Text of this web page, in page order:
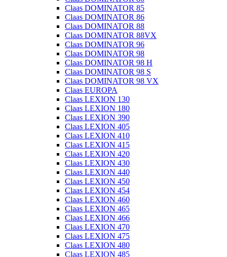
Claas DOMINATOR 85
Claas DOMINATOR 86
Claas DOMINATOR 88
Claas DOMINATOR 88VX
Claas DOMINATOR 96
Claas DOMINATOR 98
Claas DOMINATOR 98 H
Claas DOMINATOR 98 S
Claas DOMINATOR 98 VX
Claas EUROPA
Claas LEXION 130
Claas LEXION 180
Claas LEXION 390
Claas LEXION 405
Claas LEXION 410
Claas LEXION 415
Claas LEXION 420
Claas LEXION 430
Claas LEXION 440
Claas LEXION 450
Claas LEXION 454
Claas LEXION 460
Claas LEXION 465
Claas LEXION 466
Claas LEXION 470
Claas LEXION 475
Claas LEXION 480
Claas LEXION 485